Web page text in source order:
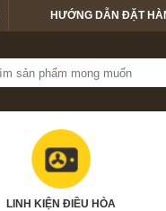
HƯỚNG DẪN ĐẶT
LINH KIỆN ĐIỀU HÒA